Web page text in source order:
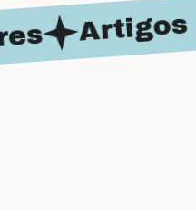
Artigos